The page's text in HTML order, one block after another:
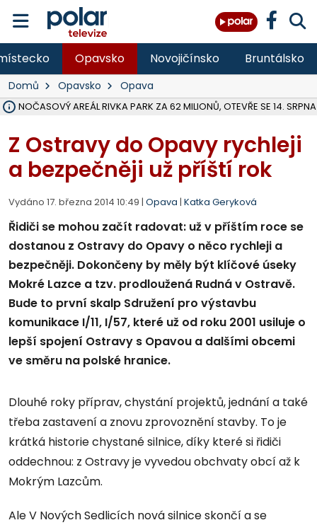
Opavsko Novojičínsko Bruntálsko
Domů Opavsko Opava
AREÁL RIVKA PARK ZA 62 MILIONŮ, OTEVŘE SE 14. SRPNA
Z Ostravy do Opavy rychleji
a bezpečněji už příští rok
Vydáno 17. března 2014 10:49 | Opava | Katka Geryková
Řidiči se mohou začít radovat: už v příštím roce se
dostanou z Ostravy do Opavy o něco rychleji a
bezpečněji. Dokončeny by měly být klíčové úseky
Mokré Lazce a tzv. prodloužená Rudná v Ostravě.
Bude to první skalp Sdružení pro výstavbu
komunikace I/11, I/57, které už od roku 2001 usiluje o
lepší spojení Ostravy s Opavou a dalšími obcemi
ve směru na polské hranice.
Dlouhé roky příprav, chystání projektů, jednání a také
třeba zastavení a znovu zprovoznění stavby. To je
krátká historie chystané silnice, díky které si řidiči
oddechnou: z Ostravy je vyvedou obchvaty obcí až k
Mokrým Lazcům.
Ale V Nových Sedlicích nová silnice skončí a se